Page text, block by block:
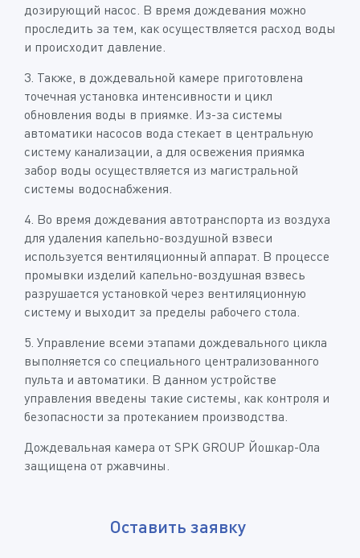
дозирующий насос. В время дождевания можно
проследить за тем, как осуществляется расход воды
и происходит давление.
3. Также, в дождевальной камере приготовлена
точечная установка интенсивности и цикл
обновления воды в приямке. Из-за системы
автоматики насосов вода стекает в центральную
систему канализации, а для освежения приямка
забор воды осуществляется из магистральной
системы водоснабжения.
4. Во время дождевания автотранспорта из воздуха
для удаления капельно-воздушной взвеси
используется вентиляционный аппарат. В процессе
промывки изделий капельно-воздушная взвесь
разрушается установкой через вентиляционную
систему и выходит за пределы рабочего стола.
5. Управление всеми этапами дождевального цикла
выполняется со специального централизованного
пульта и автоматики. В данном устройстве
управления введены такие системы, как контроля и
безопасности за протеканием производства.
Дождевальная камера от SPK GROUP Йошкар-Ола
защищена от ржавчины.
Оставить заявку